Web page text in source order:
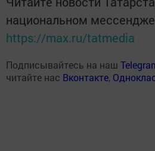
национальном
https://max.ru/tatmedia
Подписывайтесь на наш
читайте нас Вконтакте,